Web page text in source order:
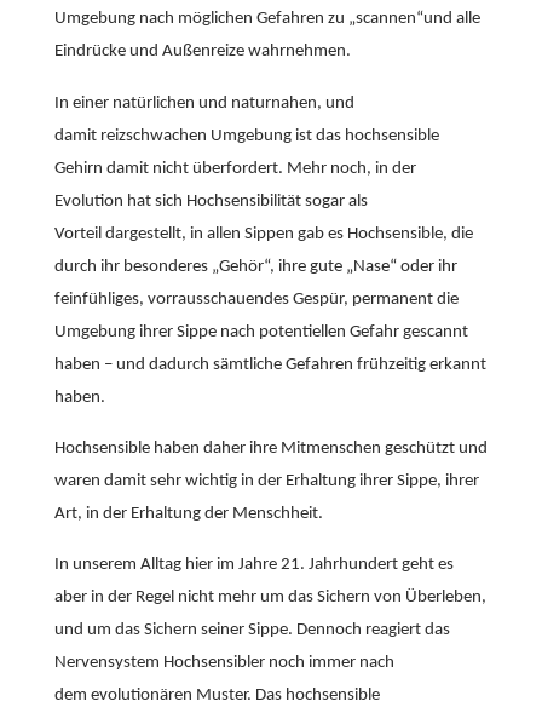
Umgebung nach möglichen Gefahren zu „scannen“und alle
Eindrücke und Außenreize wahrnehmen.
In einer natürlichen und naturnahen, und
damit reizschwachen Umgebung ist das hochsensible
Gehirn damit nicht überfordert. Mehr noch, in der
Evolution hat sich Hochsensibilität sogar als
Vorteil dargestellt, in allen Sippen gab es Hochsensible, die
durch ihr besonderes „Gehör“, ihre gute „Nase“ oder ihr
feinfühliges, vorrausschauendes Gespür, permanent die
Umgebung ihrer Sippe nach potentiellen Gefahr gescannt
haben – und dadurch sämtliche Gefahren frühzeitig erkannt
haben.
Hochsensible haben daher ihre Mitmenschen geschützt und
waren damit sehr wichtig in der Erhaltung ihrer Sippe, ihrer
Art, in der Erhaltung der Menschheit.
In unserem Alltag hier im Jahre 21. Jahrhundert geht es
aber in der Regel nicht mehr um das Sichern von Überleben,
und um das Sichern seiner Sippe. Dennoch reagiert das
Nervensystem Hochsensibler noch immer nach
dem evolutionären Muster. Das hochsensible